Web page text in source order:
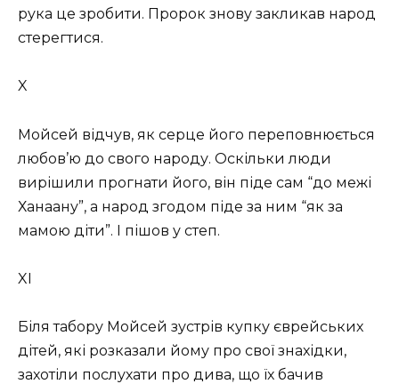
рука це зробити. Пророк знову закликав народ
стерегтися.
X
Мойсей відчув, як серце його переповнюється
любов’ю до свого народу. Оскільки люди
вирішили прогнати його, він піде сам “до межі
Ханаану”, а народ згодом піде за ним “як за
мамою діти”. І пішов у степ.
XI
Біля табору Мойсей зустрів купку єврейських
дітей, які розказали йому про свої знахідки,
захотіли послухати про дива, що їх бачив